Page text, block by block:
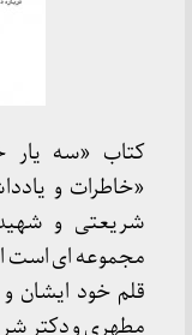
کتاب «سه یار
«خاطرات و
شریعتی و
مجموعه ای است
قلم خود ایشان و
مطهری و دکتر